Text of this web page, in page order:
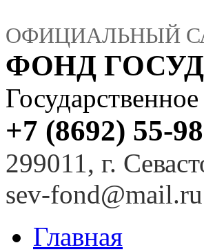
ОФИЦИАЛЬНЫЙ
ФОНД
+7 (8692) 55-
299011, г.
sev-fond@mail.ru
Главная